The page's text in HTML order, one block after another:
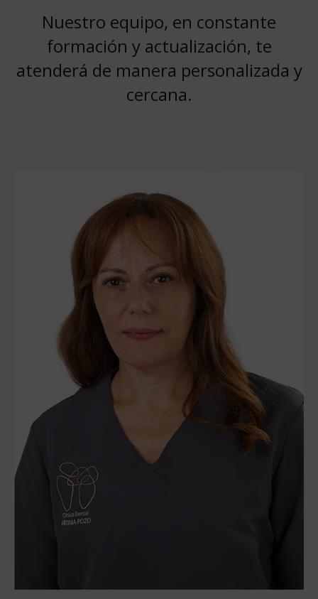
Nuestro equipo, en constante
formación y actualización, te
atenderá de manera personalizada y
cercana.